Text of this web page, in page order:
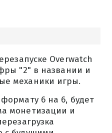
Overwatch
"2" в названии и
механики игры.
6 на 6, будет
монетизации и